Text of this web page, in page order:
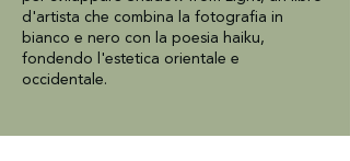
d'artista che combina la fotografia in
bianco e nero con la poesia haiku,
fondendo l'estetica orientale e
occidentale.